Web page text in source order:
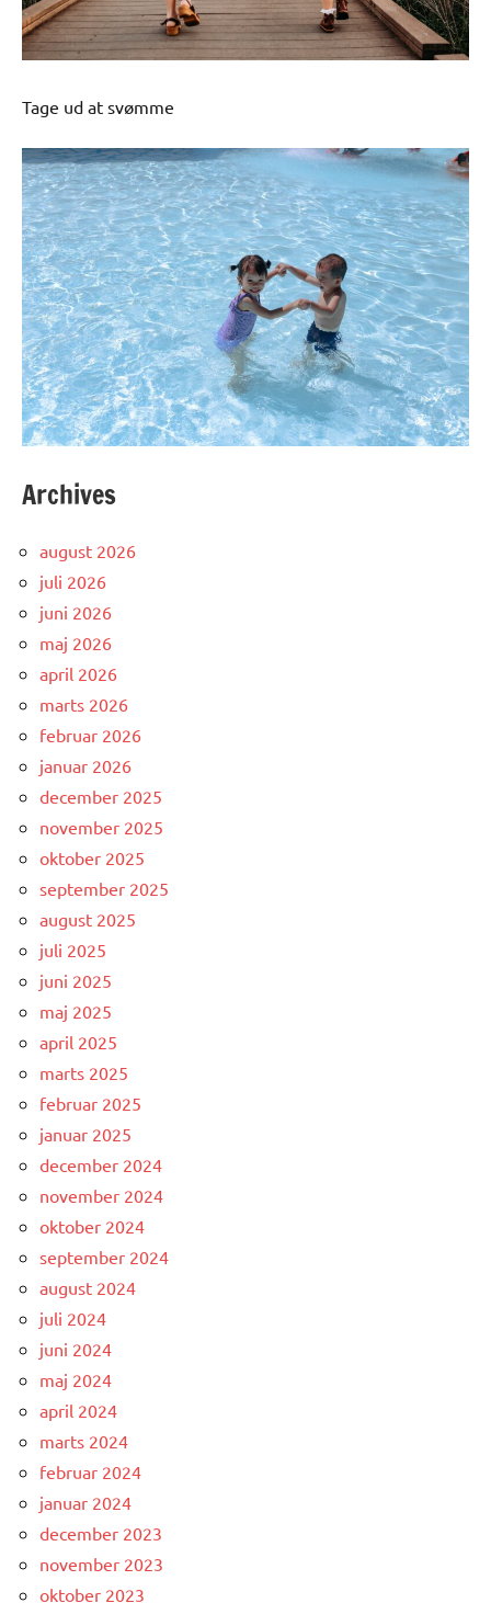
Tage ud at svømme
Archives
august 2026
juli 2026
juni 2026
maj 2026
april 2026
marts 2026
februar 2026
januar 2026
december 2025
november 2025
oktober 2025
september 2025
august 2025
juli 2025
juni 2025
maj 2025
april 2025
marts 2025
februar 2025
januar 2025
december 2024
november 2024
oktober 2024
september 2024
august 2024
juli 2024
juni 2024
maj 2024
april 2024
marts 2024
februar 2024
januar 2024
december 2023
november 2023
oktober 2023